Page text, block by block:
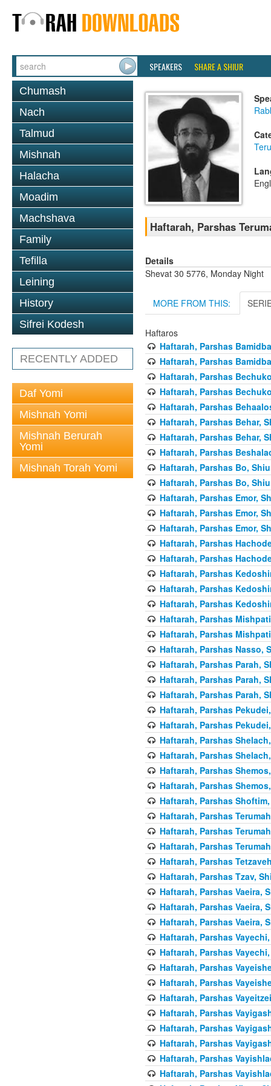
SPEAKERS SHARE A SHIUR
Chumash
Nach
Talmud
Mishnah
Halacha
Moadim
Machshava
Family
Tefilla
Leining
History
Sifrei Kodesh
RECENTLY ADDED
Daf Yomi
Mishnah Yomi
Mishnah Berurah
Yomi
Mishnah Torah Yomi
Haftarah, Parshas
Details
Shevat 30 5776, Monday Night
MORE FROM THIS:
Haftaros
Haftarah, Parshas
Haftarah, Parshas
Haftarah, Parshas
Haftarah, Parshas
Haftarah, Parshas
Haftarah, Parshas Behar,
Haftarah, Parshas Behar,
Haftarah, Parshas
Haftarah, Parshas Bo,
Haftarah, Parshas Bo,
Haftarah, Parshas Emor,
Haftarah, Parshas Emor,
Haftarah, Parshas Emor,
Haftarah, Parshas
Haftarah, Parshas
Haftarah, Parshas
Haftarah, Parshas
Haftarah, Parshas
Haftarah, Parshas
Haftarah, Parshas
Haftarah, Parshas Nasso,
Haftarah, Parshas Parah,
Haftarah, Parshas Parah,
Haftarah, Parshas Parah,
Haftarah, Parshas
Haftarah, Parshas
Haftarah, Parshas
Haftarah, Parshas
Haftarah, Parshas
Haftarah, Parshas
Haftarah, Parshas
Haftarah, Parshas
Haftarah, Parshas
Haftarah, Parshas
Haftarah, Parshas
Haftarah, Parshas Tzav,
Haftarah, Parshas Vaeira,
Haftarah, Parshas Vaeira,
Haftarah, Parshas Vaeira,
Haftarah, Parshas
Haftarah, Parshas
Haftarah, Parshas
Haftarah, Parshas
Haftarah, Parshas
Haftarah, Parshas
Haftarah, Parshas
Haftarah, Parshas
Haftarah, Parshas
Haftarah, Parshas